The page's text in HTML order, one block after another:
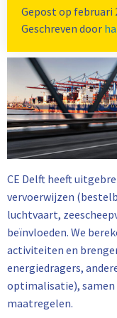
Gepost op februari
Geschreven door
verminderen van de
stoffen en CO2 in de
CE Delft heeft
vervoerwijzen
luchtvaart,
beïnvloeden. We
activiteiten en
energiedragers,
optimalisatie),
maatregelen.